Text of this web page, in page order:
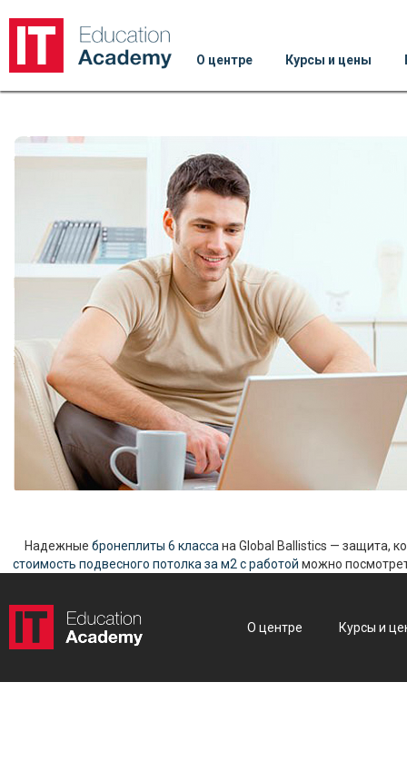
О центре Курсы и цены
Надежные бронеплиты 6 класса на Global Ballistics — защита,
стоимость подвесного потолка за м2 с работой можно
О центре Курсы и